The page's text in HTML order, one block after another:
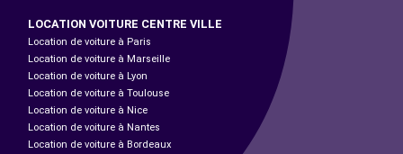
LOCATION VOITURE CENTRE VILLE
Location de voiture à Paris
Location de voiture à Marseille
Location de voiture à Lyon
Location de voiture à Toulouse
Location de voiture à Nice
Location de voiture à Nantes
Location de voiture à Bordeaux